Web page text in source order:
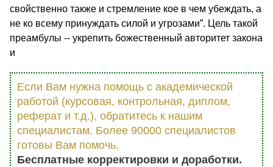
свойственно также и стремление кое в чем убеждать, а
не ко всему принуждать силой и угрозами”. Цель такой
преамбулы -- укрепить божественный авторитет закона
и
Если Вам нужна помощь с академической
работой (курсовая, контрольная, диплом,
реферат и т.д.), обратитесь к нашим
специалистам. Более 90000 специалистов
готовы Вам помочь.
Бесплатные корректировки и доработки.